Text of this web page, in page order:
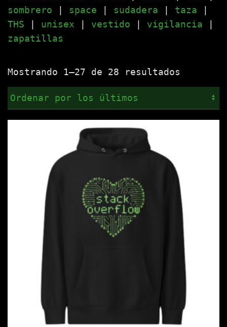
sombrero | space | sudadera | taza |
THS | unisex | vestido | vigilancia |
zapatillas
Mostrando 1–27 de 28 resultados
los
últimos